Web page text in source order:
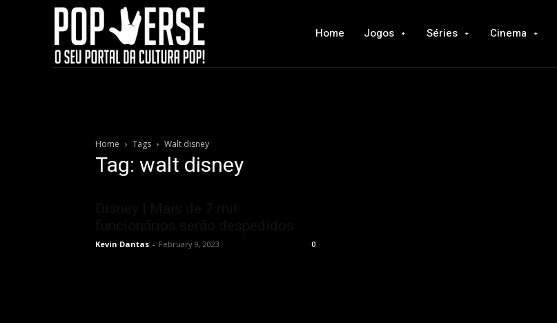
Home Jogos Séries Cinema
Home Tags Walt disney
Tag: walt disney
Kevin Dantas - February 9, 2023 0